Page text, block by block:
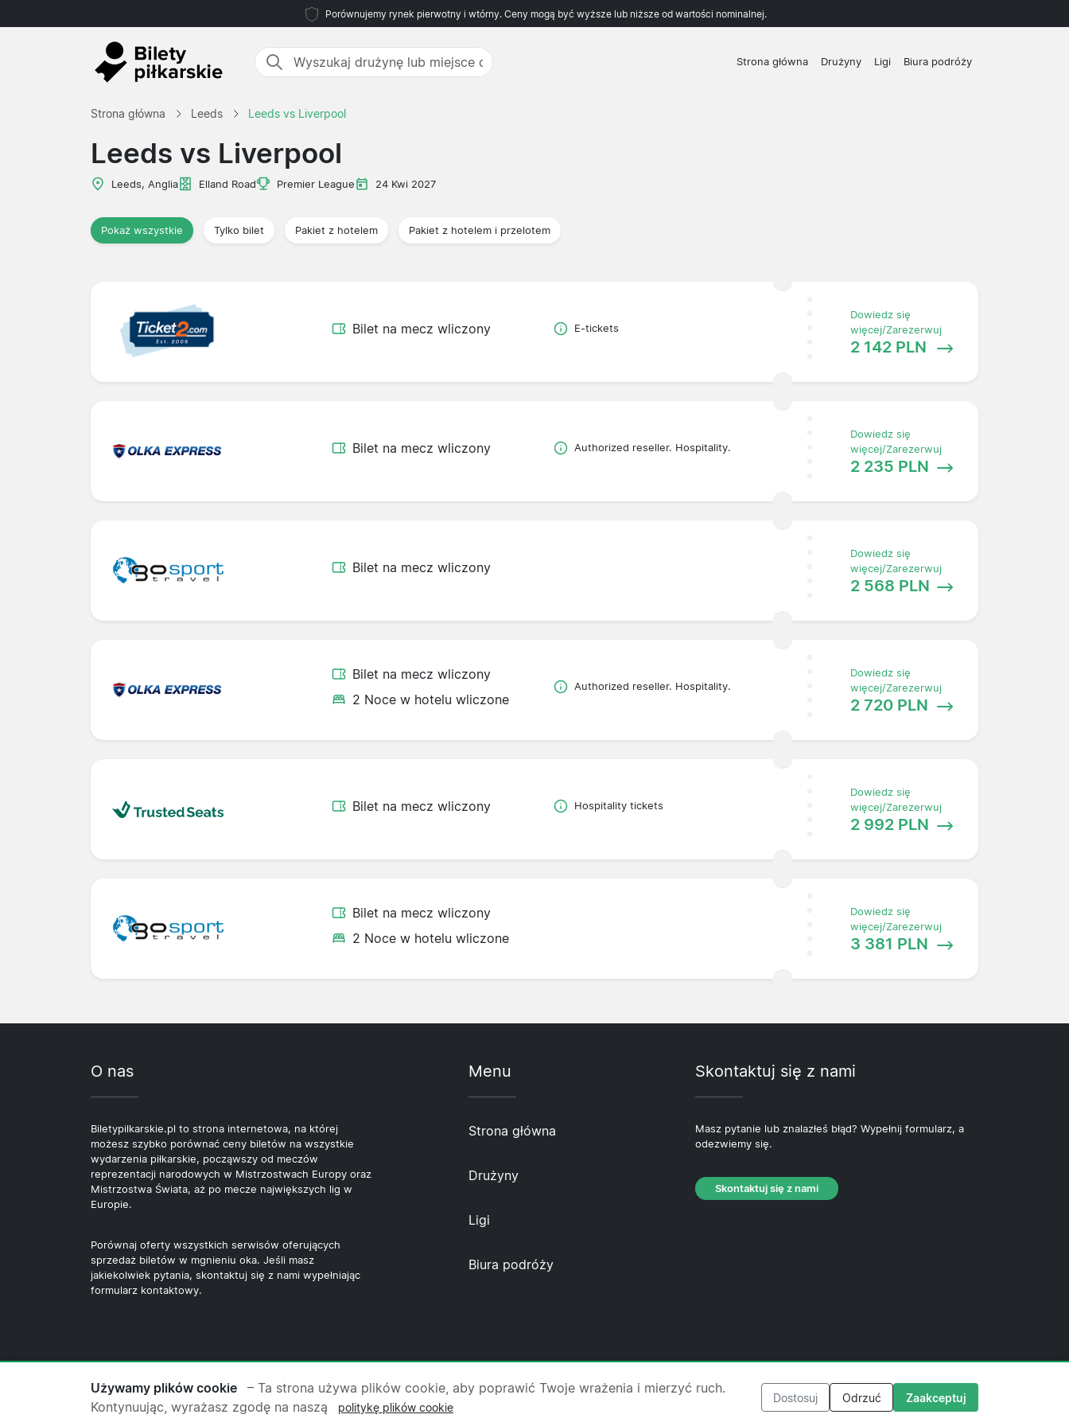
Porównujemy rynek pierwotny i wtórny. Ceny mogą być wyższe lub niższe od wartości nominalnej.
Strona główna Drużyny Ligi Biura podróży
Strona główna Leeds Leeds vs Liverpool
Leeds vs Liverpool
Leeds, Anglia Elland Road Premier League 24 Kwi 2027
Pokaż wszystkie Tylko bilet Pakiet z hotelem Pakiet z hotelem i przelotem
Bilet na mecz wliczony E-tickets
Dowiedz się
więcej/Zarezerwuj
2 142 PLN
Bilet na mecz wliczony Authorized reseller. Hospitality.
Dowiedz się
więcej/Zarezerwuj
2 235 PLN
Bilet na mecz wliczony
Dowiedz się
więcej/Zarezerwuj
2 568 PLN
Bilet na mecz wliczony
2 Noce w hotelu wliczone
Authorized reseller. Hospitality.
Dowiedz się
więcej/Zarezerwuj
2 720 PLN
Bilet na mecz wliczony Hospitality tickets
Dowiedz się
więcej/Zarezerwuj
2 992 PLN
Bilet na mecz wliczony
2 Noce w hotelu wliczone
Dowiedz się
więcej/Zarezerwuj
3 381 PLN
O nas
Biletypilkarskie.pl to strona internetowa, na której
możesz szybko porównać ceny biletów na wszystkie
wydarzenia piłkarskie, począwszy od meczów
reprezentacji narodowych w Mistrzostwach Europy oraz
Mistrzostwa Świata, aż po mecze największych lig w
Europie.
Porównaj oferty wszystkich serwisów oferujących
sprzedaż biletów w mgnieniu oka. Jeśli masz
jakiekolwiek pytania, skontaktuj się z nami wypełniając
formularz kontaktowy.
Menu
Strona główna
Drużyny
Ligi
Biura podróży
Skontaktuj się z nami
Masz pytanie lub znalazłeś błąd? Wypełnij formularz, a
odezwiemy się.
Skontaktuj się z nami
© 2026 Copyright Biletypilkarskie.pl ·O nas·Skontaktuj się z nami·Polityka prywatności·Polityka plików cookie·Polityka redakcyjna
Używamy plików cookie
– Ta strona używa plików cookie, aby poprawić Twoje wrażenia i mierzyć ruch.
Kontynuując, wyrażasz zgodę na naszą
politykę plików cookie
Dostosuj Odrzuć Zaakceptuj